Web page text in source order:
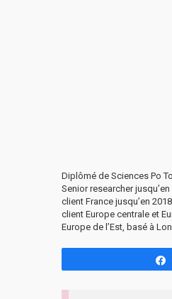
Diplômé de Sciences Po
Senior researcher
client France jusqu’en
client Europe centrale et
Europe de l’Est, basé à